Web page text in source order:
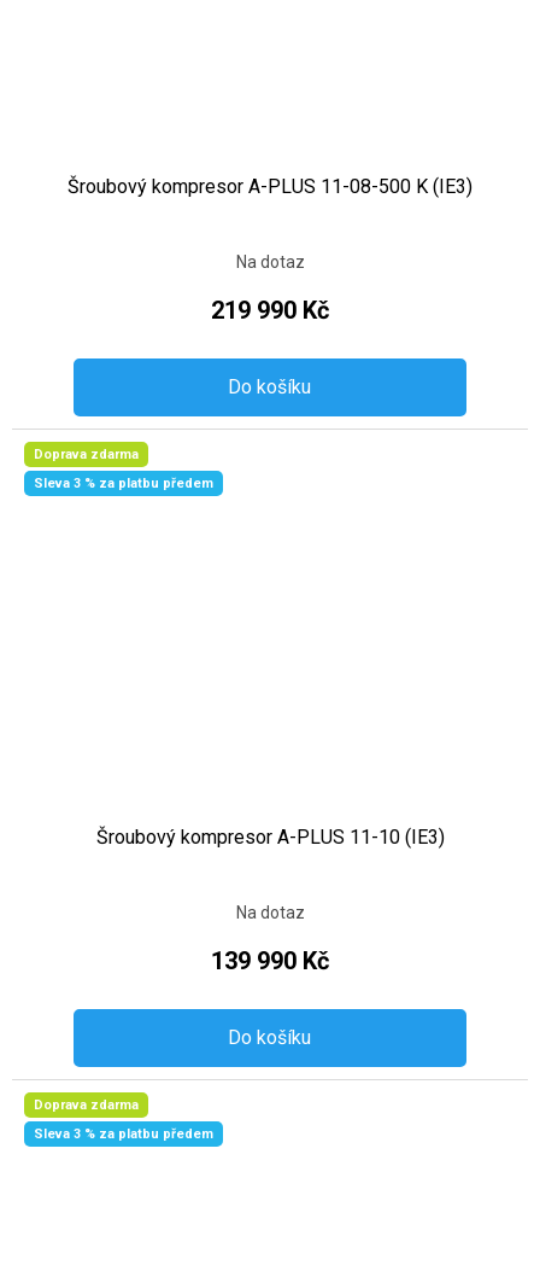
Šroubový kompresor A-PLUS 11-08-500 K (IE3)
Na dotaz
219 990 Kč
Do košíku
Doprava zdarma
Sleva 3 % za platbu předem
Šroubový kompresor A-PLUS 11-10 (IE3)
Na dotaz
139 990 Kč
Do košíku
Doprava zdarma
Sleva 3 % za platbu předem